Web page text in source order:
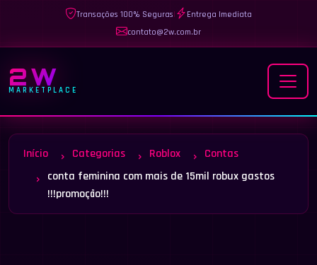
Transações 100% Seguras|
Entrega Imediata
contato@2w.com.br
2W
MARKETPLACE
Início Categorias Roblox
Contas
conta feminina com mais de 15mil robux gastos
!!!promoção!!!